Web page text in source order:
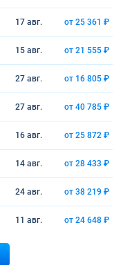
17 авг. от 25 361 ₽
15 авг. от 21 555 ₽
27 авг. от 16 805 ₽
27 авг. от 40 785 ₽
16 авг. от 25 872 ₽
14 авг. от 28 433 ₽
24 авг. от 38 219 ₽
11 авг. от 24 648 ₽